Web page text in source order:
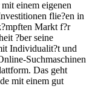
einem eigenen
flie?en in
Markt f?r
?ber seine
Individualit?t und
Suchmaschinen
Das geht
mit einem gut